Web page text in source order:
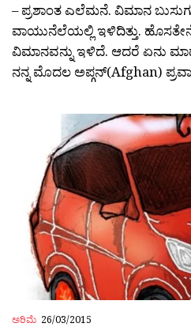
– ಪ್ರಶಾಂತ ಎಲೆಮನೆ. ವಿಮಾನ
ವಾಯುನೆಲೆಯಲ್ಲಿ ಇಳಿದಿತ್ತು.
ವಿಮಾನವನ್ನು ಇಳಿದೆ. ಆದರೆ ಏನು
ನನ್ನ ಮೊದಲ ಅಪ್ಗನ್(Afghan)
ಅರಿಮೆ 26/03/2015